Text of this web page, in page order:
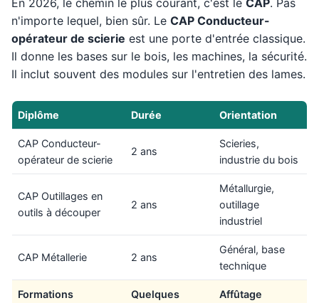
n'importe lequel, bien sûr. Le CAP Conducteur-
opérateur de scierie est une porte d'entrée classique.
Il donne les bases sur le bois, les machines, la sécurité.
Il inclut souvent des modules sur l'entretien des lames.
Diplôme Durée Orientation
CAP Conducteur-
opérateur de scierie
2 ans
Scieries,
industrie du bois
CAP Outillages en
outils à découper
2 ans
Métallurgie,
outillage
industriel
CAP Métallerie 2 ans
Général, base
technique
Formations
Quelques
Affûtage